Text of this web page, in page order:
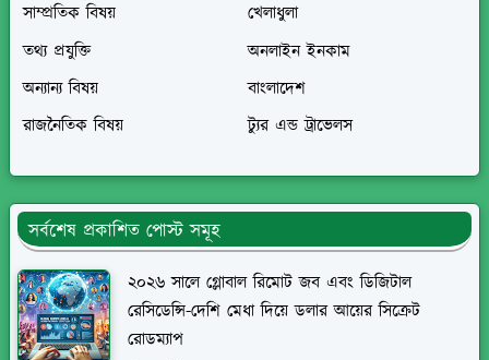
সাম্প্রতিক বিষয়
খেলাধুলা
তথ্য প্রযুক্তি
অনলাইন ইনকাম
অন্যান্য বিষয়
বাংলাদেশ
রাজনৈতিক বিষয়
ট্যুর এন্ড ট্রাভেলস
সর্বশেষ প্রকাশিত পোস্ট সমূহ
২০২৬ সালে গ্লোবাল রিমোট জব এবং ডিজিটাল
রেসিডেন্সি-দেশি মেধা দিয়ে ডলার আয়ের সিক্রেট
রোডম্যাপ